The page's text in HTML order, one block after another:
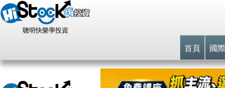
聰明快樂學投資
首頁 國